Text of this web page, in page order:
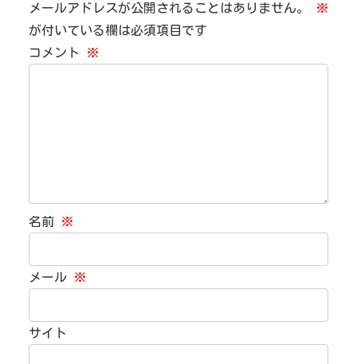
メールアドレスが公開されることはありません。
※
が付いている欄は必須項目です
コメント
※
名前 ※
メール ※
サイト